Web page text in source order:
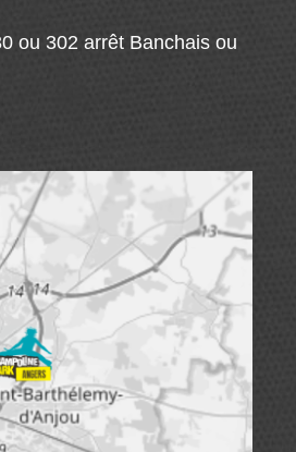
ou 302 arrêt Banchais ou